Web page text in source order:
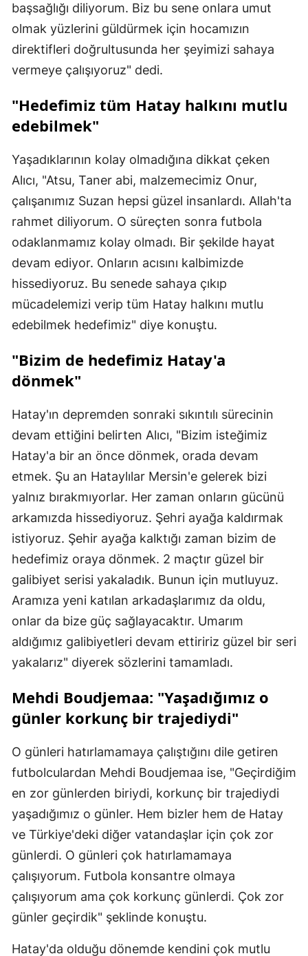
başsağlığı diliyorum. Biz bu sene onlara umut
olmak yüzlerini güldürmek için hocamızın
direktifleri doğrultusunda her şeyimizi sahaya
vermeye çalışıyoruz" dedi.
"Hedefimiz tüm Hatay halkını mutlu
edebilmek"
Yaşadıklarının kolay olmadığına dikkat çeken
Alıcı, "Atsu, Taner abi, malzemecimiz Onur,
çalışanımız Suzan hepsi güzel insanlardı. Allah'ta
rahmet diliyorum. O süreçten sonra futbola
odaklanmamız kolay olmadı. Bir şekilde hayat
devam ediyor. Onların acısını kalbimizde
hissediyoruz. Bu senede sahaya çıkıp
mücadelemizi verip tüm Hatay halkını mutlu
edebilmek hedefimiz" diye konuştu.
"Bizim de hedefimiz Hatay'a
dönmek"
Hatay'ın depremden sonraki sıkıntılı sürecinin
devam ettiğini belirten Alıcı, "Bizim isteğimiz
Hatay'a bir an önce dönmek, orada devam
etmek. Şu an Hataylılar Mersin'e gelerek bizi
yalnız bırakmıyorlar. Her zaman onların gücünü
arkamızda hissediyoruz. Şehri ayağa kaldırmak
istiyoruz. Şehir ayağa kalktığı zaman bizim de
hedefimiz oraya dönmek. 2 maçtır güzel bir
galibiyet serisi yakaladık. Bunun için mutluyuz.
Aramıza yeni katılan arkadaşlarımız da oldu,
onlar da bize güç sağlayacaktır. Umarım
aldığımız galibiyetleri devam ettiririz güzel bir seri
yakalarız" diyerek sözlerini tamamladı.
Mehdi Boudjemaa: "Yaşadığımız o
günler korkunç bir trajediydi"
O günleri hatırlamamaya çalıştığını dile getiren
futbolculardan Mehdi Boudjemaa ise, "Geçirdiğim
en zor günlerden biriydi, korkunç bir trajediydi
yaşadığımız o günler. Hem bizler hem de Hatay
ve Türkiye'deki diğer vatandaşlar için çok zor
günlerdi. O günleri çok hatırlamamaya
çalışıyorum. Futbola konsantre olmaya
çalışıyorum ama çok korkunç günlerdi. Çok zor
günler geçirdik" şeklinde konuştu.
Hatay'da olduğu dönemde kendini çok mutlu